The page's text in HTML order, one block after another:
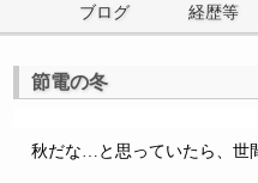
ブログ 経歴等
節電の冬
秋だな…と思っていたら、世